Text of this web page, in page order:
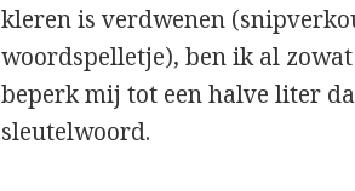
kleren is verdwenen
woordspelletje), ben ik al
beperk mij tot een halve liter
sleutelwoord.